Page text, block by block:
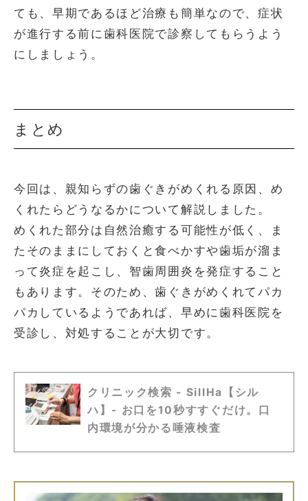
ても、早期であるほど治療も簡単なので、症状
が進行する前に歯科医院で診察してもらうよう
にしましょう。
まとめ
今回は、親知らずの歯ぐきがめくれる原因、め
くれたらどうなるかについて解説しました。
めくれた部分は自然治癒する可能性が低く、ま
たそのままにしておくと食べかすや歯垢が溜ま
って炎症を起こし、智歯周囲炎を発症すること
もあります。そのため、歯ぐきがめくれてパカ
パカしているようであれば、早めに歯科医院を
受診し、対処することが大切です。
クリニック検索 - SillHa【シル
ハ】- お口を10秒すすぐだけ。口
内環境が分かる唾液検査